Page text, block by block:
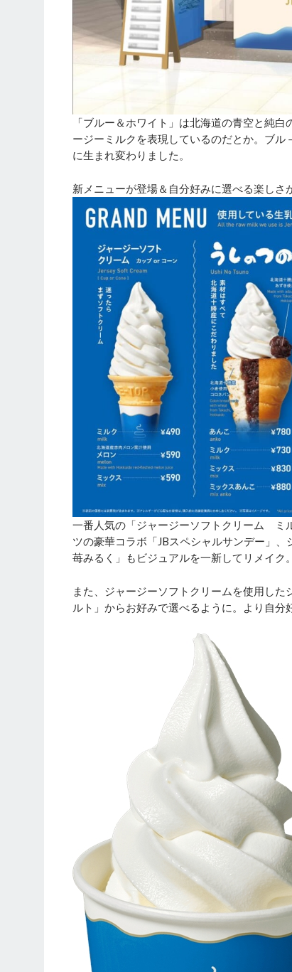
「ブルー＆ホワイト」は北海道の青空と純
ージーミルクを表現しているのだとか。ブ
に生まれ変わりました。
新メニューが登場＆自分好みに選べる楽しさ
一番人気の「ジャージーソフトクリーム ミ
ツの豪華コラボ「JBスペシャルサンデー」
苺みるく」もビジュアルを一新してリメイク
また、ジャージーソフトクリームを使用し
ルト」からお好みで選べるように。より自分